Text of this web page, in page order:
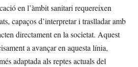
en l’àmbit sanitari requereixen
capaços d’interpretar i traslladar amb
directament en la societat. Aquest
a avançar en aquesta línia,
adaptada als reptes actuals del